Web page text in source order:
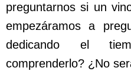
preguntarnos si un
empezáramos a
dedicando el
comprenderlo? ¿No